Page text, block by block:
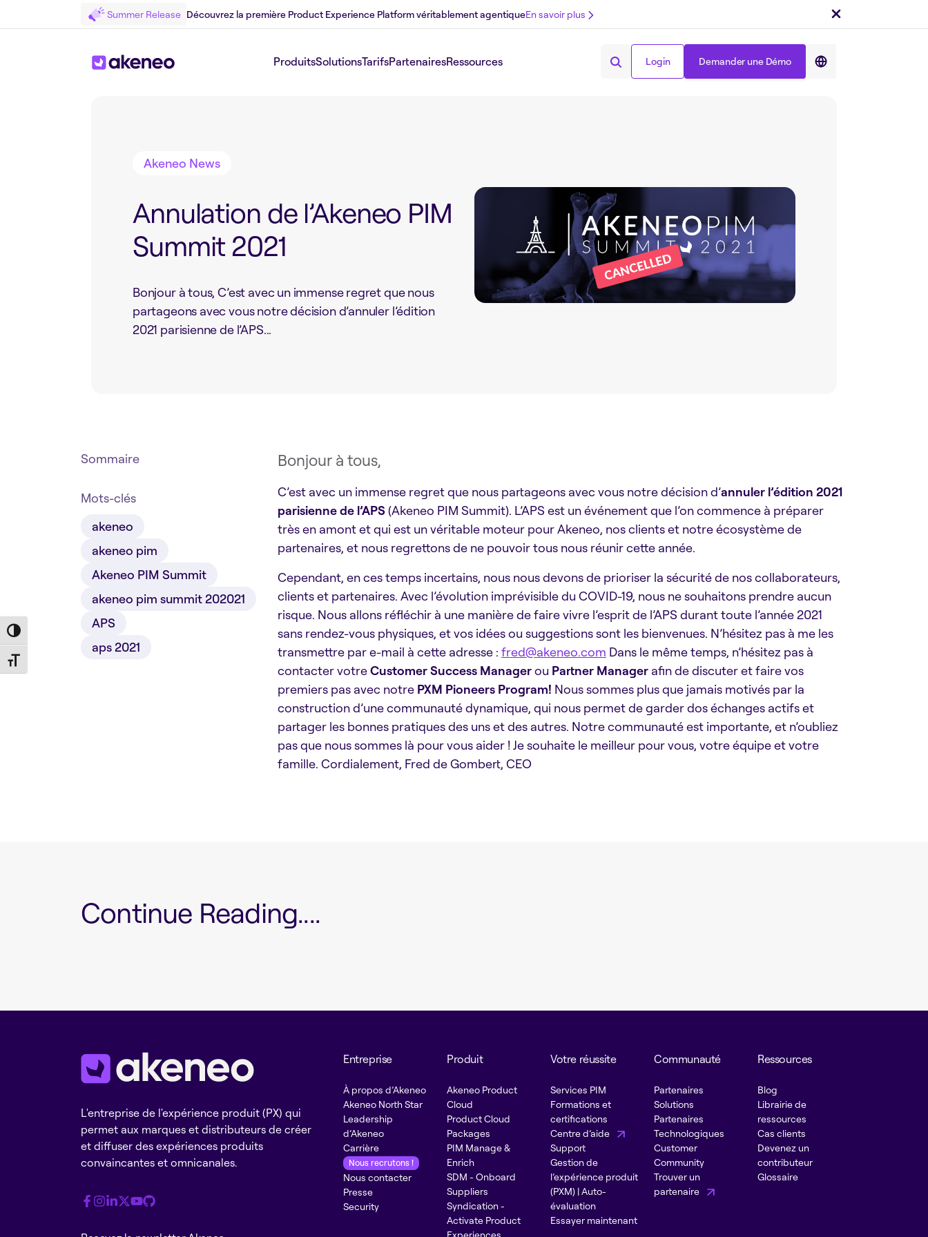
Toggle High Contrast
Toggle Font size
Summer Release Découvrez la première Product Experience Platform véritablement agentiqueEn savoir plus
ProduitsSolutionsTarifsPartenairesRessources Login Demander une Démo
Partager sur :
Akeneo News
Annulation de l’Akeneo PIM
Summit 2021
Bonjour à tous, C’est avec un immense regret que nous
partageons avec vous notre décision d’annuler l’édition
2021 parisienne de l’APS...
Sommaire
Mots-clés
akeneo
akeneo pim
Akeneo PIM Summit
akeneo pim summit 202021
APS
aps 2021
Bonjour à tous,
C’est avec un immense regret que nous partageons avec vous notre décision d’annuler l’édition 2021
parisienne de l’APS(Akeneo PIM Summit). L’APS est un événement que l’on commence à préparer
très en amont et qui est un véritable moteur pour Akeneo, nos clients et notre écosystème de
partenaires, et nous regrettons de ne pouvoir tous nous réunir cette année.
Cependant, en ces temps incertains, nous nous devons de prioriser la sécurité de nos collaborateurs,
clients et partenaires. Avec l’évolution imprévisible du COVID-19, nous ne souhaitons prendre aucun
risque. Nous allons réfléchir à une manière de faire vivre l’esprit de l’APS durant toute l’année 2021
sans rendez-vous physiques, et vos idées ou suggestions sont les bienvenues. N’hésitez pas à me les
transmettre par e-mail à cette adresse : fred@akeneo.com Dans le même temps, n’hésitez pas à
contacter votreCustomer Success Managerou Partner Manager afin de discuter et faire vos
premiers pas avec notre PXM Pioneers Program! Nous sommes plus que jamais motivés par la
construction d’une communauté dynamique, qui nous permet de garder dos échanges actifs et
partager les bonnes pratiques des uns et des autres. Notre communauté est importante, et n’oubliez
pas que nous sommes là pour vous aider ! Je souhaite le meilleur pour vous, votre équipe et votre
famille. Cordialement, Fred de Gombert, CEO
Continue Reading....
L'entreprise de l'expérience produit (PX) qui
permet aux marques et distributeurs de créer
et diffuser des expériences produits
convaincantes et omnicanales.
Entreprise
À propos d’Akeneo
Akeneo North Star
Leadership
d’Akeneo
Carrière
Nous recrutons !
Nous contacter
Presse
Security
Produit
Akeneo Product
Cloud
Product Cloud
Packages
PIM Manage &
Enrich
SDM - Onboard
Suppliers
Syndication -
Activate Product
Experiences
Votre réussite
Services PIM
Formations et
certifications
Centre d’aide
Support
Gestion de
l’expérience produit
(PXM) | Auto-
évaluation
Essayer maintenant
Communauté
Partenaires
Solutions
Partenaires
Technologiques
Customer
Community
Trouver un
partenaire
Ressources
Blog
Librairie de
ressources
Cas clients
Devenez un
contributeur
Glossaire